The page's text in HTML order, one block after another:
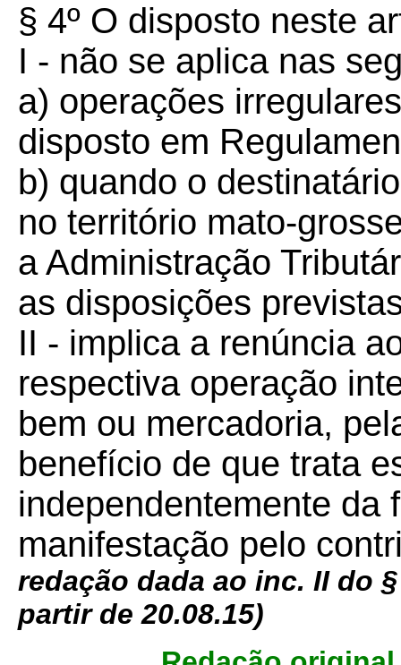
§ 4º O disposto neste
I - não se aplica nas
a) operações
disposto em
b) quando o
no território mato-
a Administração
as disposições
II - implica a renúncia
respectiva operação
bem ou mercadoria,
benefício de que trata
independentemente da
manifestação pelo
redação dada ao inc. II do
partir de 20.08.15)